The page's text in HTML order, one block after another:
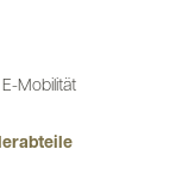
Mobilität